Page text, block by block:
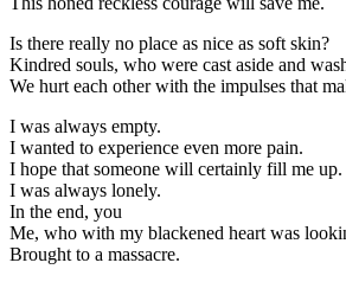
Is there really no place as nice as soft skin?
Kindred souls, who were cast aside and
We hurt each other with the impulses that
I was always empty.
I wanted to experience even more pain.
I hope that someone will certainly fill me up.
I was always lonely.
In the end, you
Me, who with my blackened heart was
Brought to a massacre.